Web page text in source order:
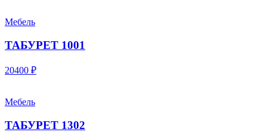
Мебель
ТАБУРЕТ 1001
20400 ₽
Мебель
ТАБУРЕТ 1302